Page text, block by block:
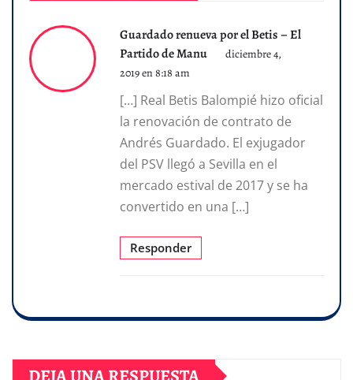
Guardado renueva por el Betis – El
Partido de Manu
diciembre 4,
2019 en 8:18 am
[…] Real Betis Balompié hizo oficial
la renovación de contrato de
Andrés Guardado. El exjugador
del PSV llegó a Sevilla en el
mercado estival de 2017 y se ha
convertido en una […]
Responder